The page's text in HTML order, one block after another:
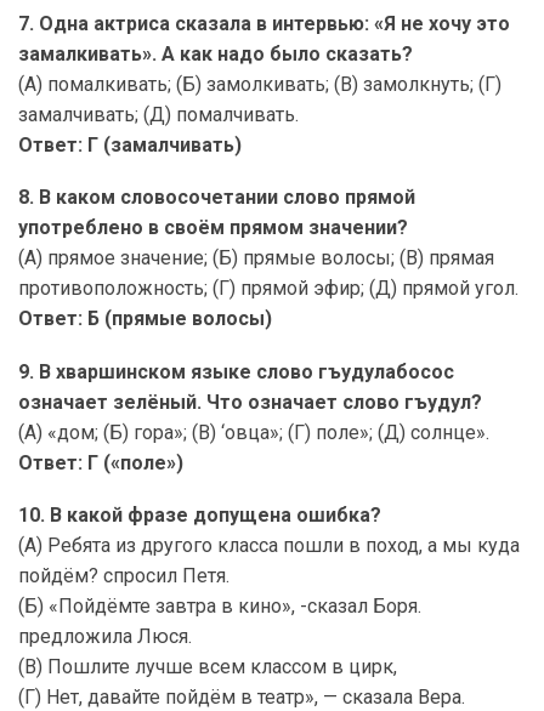
7. Одна актриса сказала в интервью: «Я не хочу это
замалкивать». А как надо было сказать?
(А) помалкивать; (Б) замолкивать; (В) замолкнуть; (Г)
замалчивать; (Д) помалчивать.
Ответ: Г (замалчивать)
8. В каком словосочетании слово прямой
употреблено в своём прямом значении?
(А) прямое значение; (Б) прямые волосы; (В) прямая
противоположность; (Г) прямой эфир; (Д) прямой угол.
Ответ: Б (прямые волосы)
9. В хваршинском языке слово гъудулабосос
означает зелёный. Что означает слово гъудул?
(А) «дом; (Б) гора»; (В) ‘овца»; (Г) поле»; (Д) солнце».
Ответ: Г («поле»)
10. В какой фразе допущена ошибка?
(А) Ребята из другого класса пошли в поход, а мы куда
пойдём? спросил Петя.
(Б) «Пойдёмте завтра в кино», -сказал Боря.
предложила Люся.
(В) Пошлите лучше всем классом в цирк,
(Г) Нет, давайте пойдём в театр», — сказала Вера.